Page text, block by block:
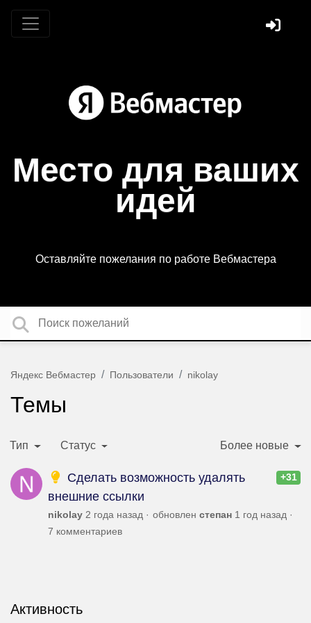
Место для ваших
идей
Оставляйте пожелания по работе Вебмастера
Яндекс Вебмастер Пользователи nikolay
Темы
Тип Статус Более новые
+31
Сделать возможность удалять
внешние ссылки
nikolay 2 года назад обновлен степан 1 год назад
7 комментариев
Активность